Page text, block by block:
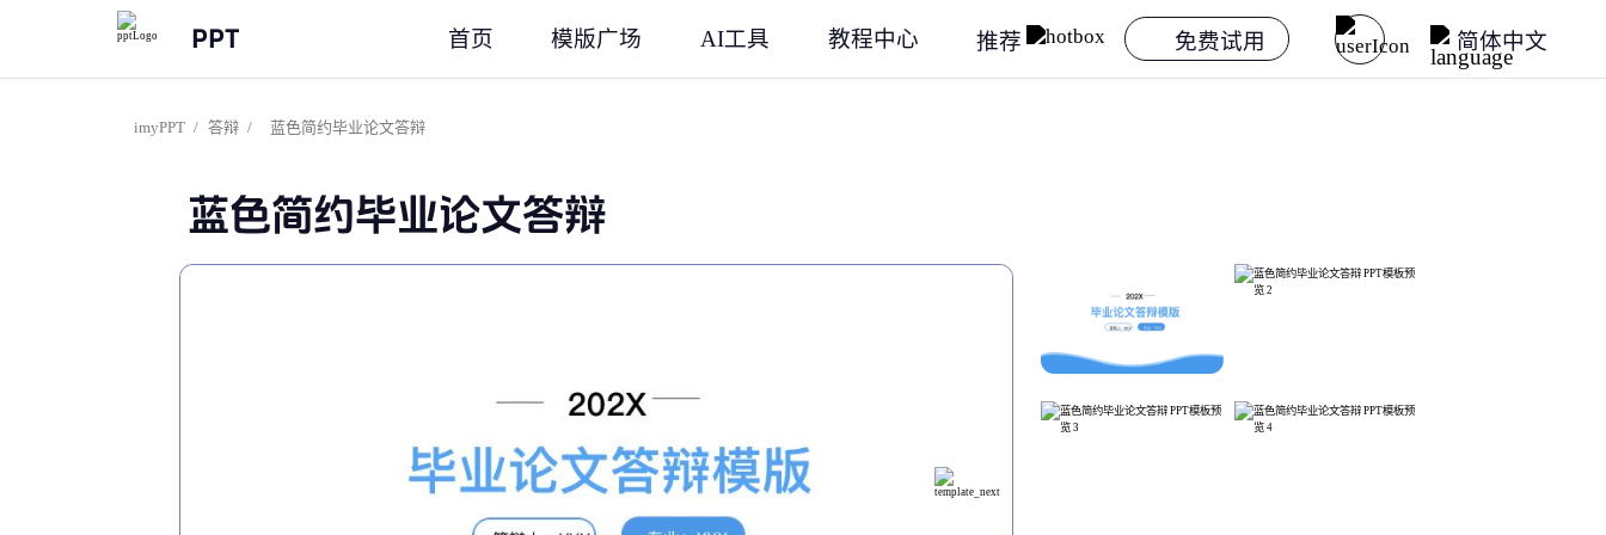
PPT 首页 模版广场 AI工具 教程中心 推荐 免费试用 简体中文
imyPPT / 答辩 / 蓝色简约毕业论文答辩
蓝色简约毕业论文答辩